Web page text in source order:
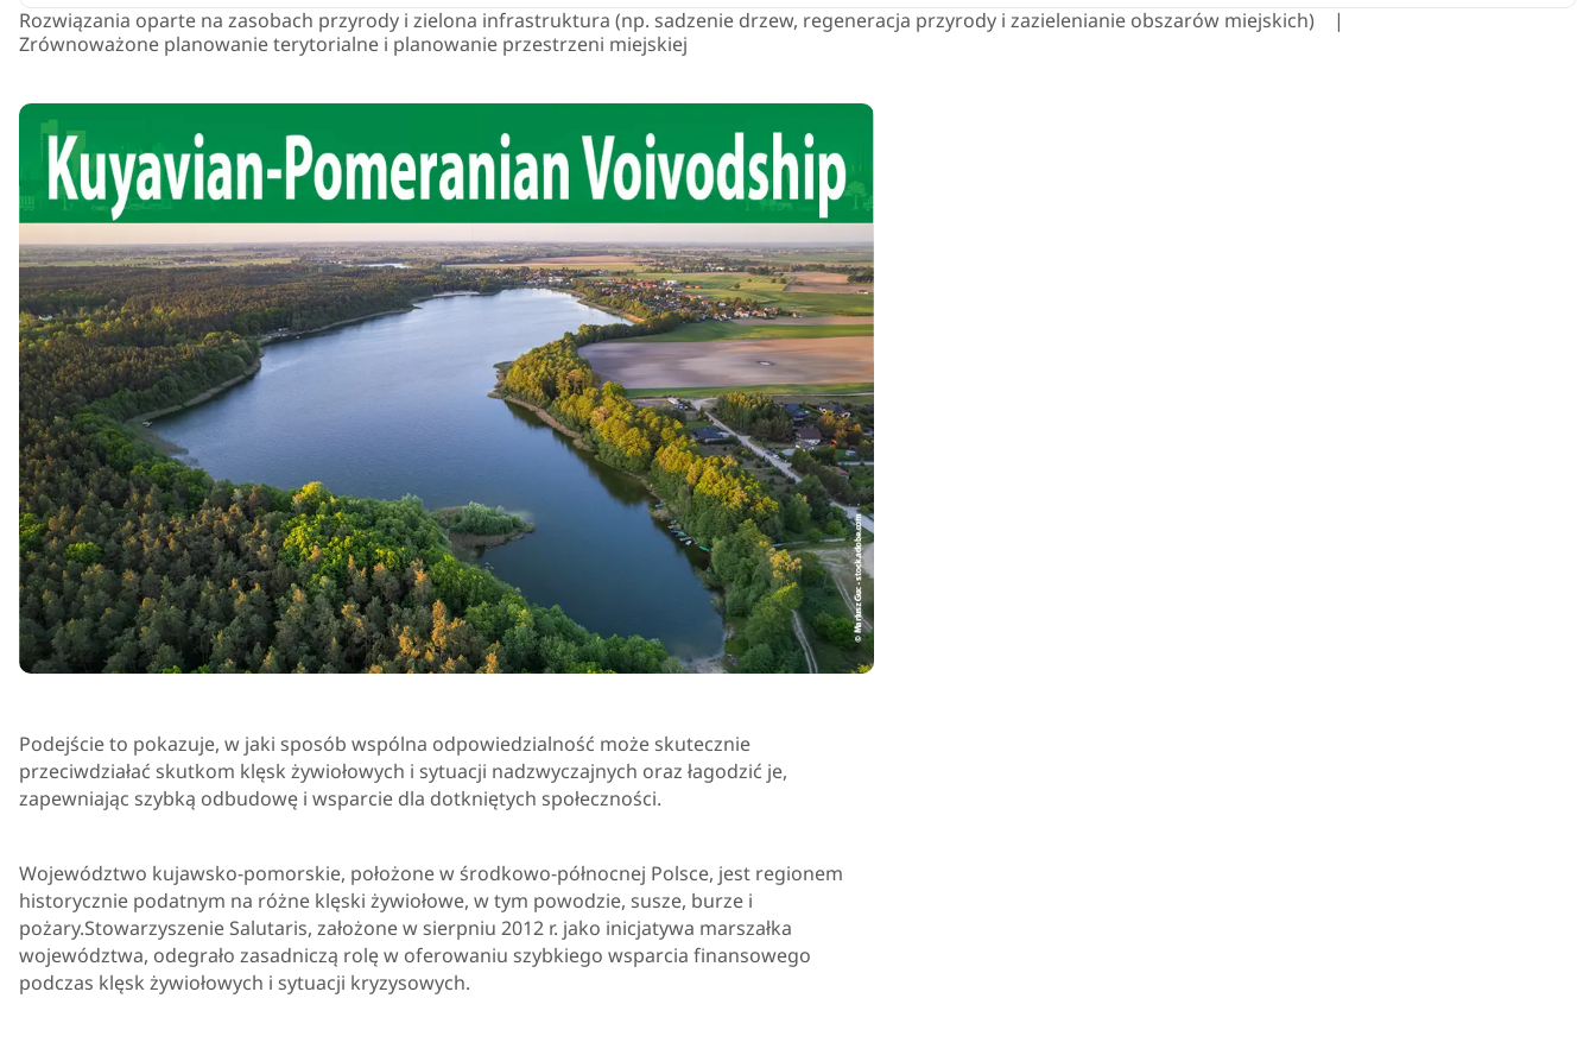
Rozwiązania oparte na zasobach przyrody i zielona infrastruktura (np. sadzenie drzew, regeneracja przyrody i zazielenianie obszarów miejskich)
Zrównoważone planowanie terytorialne i planowanie przestrzeni miejskiej
Podejście to pokazuje, w jaki sposób wspólna odpowiedzialność może skutecznie
przeciwdziałać skutkom klęsk żywiołowych i sytuacji nadzwyczajnych oraz łagodzić je,
zapewniając szybką odbudowę i wsparcie dla dotkniętych społeczności.
Województwo kujawsko-pomorskie, położone w środkowo-północnej Polsce, jest regionem
historycznie podatnym na różne klęski żywiołowe, w tym powodzie, susze, burze i
pożary.Stowarzyszenie Salutaris, założone w sierpniu 2012 r. jako inicjatywa marszałka
województwa, odegrało zasadniczą rolę w oferowaniu szybkiego wsparcia finansowego
podczas klęsk żywiołowych i sytuacji kryzysowych.